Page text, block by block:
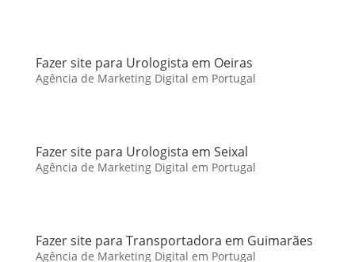
Fazer site para Urologista em Oeiras
Agência de Marketing Digital em Portugal
Fazer site para Urologista em Seixal
Agência de Marketing Digital em Portugal
Fazer site para Transportadora em Guimarães
Agência de Marketing Digital em Portugal